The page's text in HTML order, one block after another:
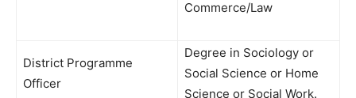
Commerce/Law
District Programme
Officer
Degree in Sociology or
Social Science or Home
Science or Social Work.